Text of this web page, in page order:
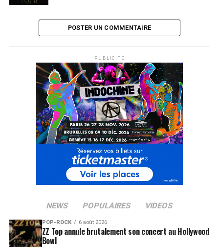
POSTER UN COMMENTAIRE
PUBLICITÉ
NEWS POPULAIRES VIDEOS
POP-ROCK 6 août 2026
ZZ Top annule brutalement son concert au Hollywood
Bowl